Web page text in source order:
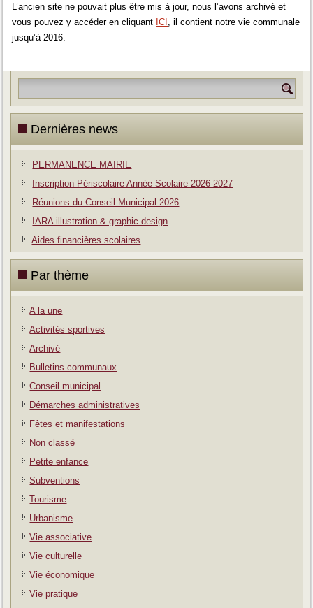
L’ancien site ne pouvait plus être mis à jour, nous l’avons archivé et
vous pouvez y accéder en cliquant ICI
, il contient notre vie communale
jusqu’à 2016.
Dernières news
PERMANENCE MAIRIE
Inscription Périscolaire Année Scolaire 2026-2027
Réunions du Conseil Municipal 2026
IARA illustration & graphic design
Aides financières scolaires
Par thème
A la une
Activités sportives
Archivé
Bulletins communaux
Conseil municipal
Démarches administratives
Fêtes et manifestations
Non classé
Petite enfance
Subventions
Tourisme
Urbanisme
Vie associative
Vie culturelle
Vie économique
Vie pratique